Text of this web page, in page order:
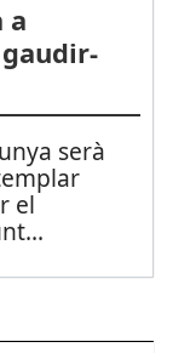
a
serà
el
...